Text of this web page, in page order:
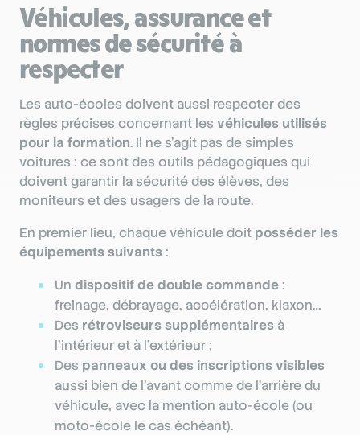
Véhicules, assurance et
normes de sécurité à
respecter
Les auto-écoles doivent aussi respecter des
règles précises concernant les véhicules utilisés
pour la formation. Il ne s’agit pas de simples
voitures : ce sont des outils pédagogiques qui
doivent garantir la sécurité des élèves, des
moniteurs et des usagers de la route.
En premier lieu, chaque véhicule doit posséder les
équipements suivants :
Un dispositif de double commande :
freinage, débrayage, accélération, klaxon…
Des rétroviseurs supplémentaires à
l’intérieur et à l’extérieur ;
Des panneaux ou des inscriptions visibles
aussi bien de l’avant comme de l’arrière du
véhicule, avec la mention auto-école (ou
moto-école le cas échéant).